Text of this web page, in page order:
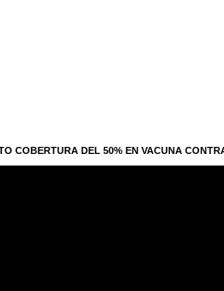
COBERTURA DEL 50% EN VACUNA